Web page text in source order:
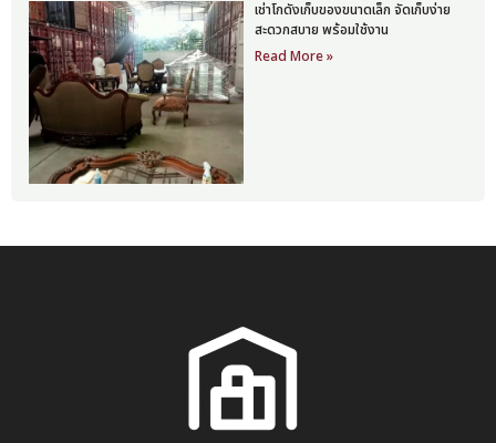
เช่าโกดังเก็บของขนาดเล็ก จัดเก็บง่าย
สะดวกสบาย พร้อมใช้งาน
Read More »